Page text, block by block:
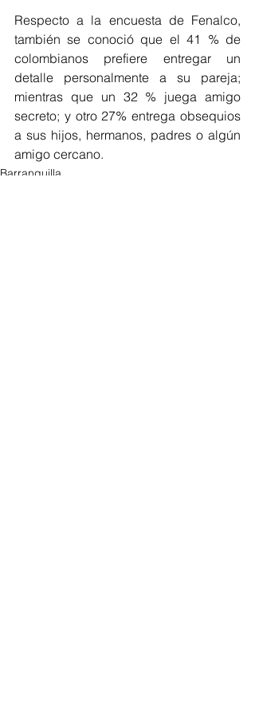
Respecto a la encuesta de Fenalco,
también se conoció que el 41 % de
colombianos prefiere entregar un
detalle personalmente a su pareja;
mientras que un 32 % juega amigo
secreto; y otro 27% entrega obsequios
a sus hijos, hermanos, padres o algún
amigo cercano.
Barranquilla